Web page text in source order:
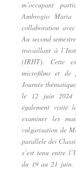
m’occupant
Ambrogio Maria
collaboration
Au second
travaillant à
(IRHT). Cette
microfilms et de
Journée
le 12 juin 2024
également visité
examiner les
vulgarisation de
parallele dei
s’est tenu entre
du 19 au 21 juin.